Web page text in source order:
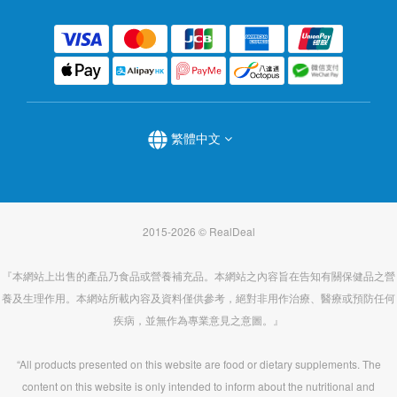
繁體中文
2015-2026 © RealDeal
『本網站上出售的產品乃食品或營養補充品。本網站之內容旨在告知有關保健品之營
養及生理作用。本網站所載內容及資料僅供參考，絕對非用作治療、醫療或預防任何
疾病，並無作為專業意見之意圖。』
“All products presented on this website are food or dietary supplements. The
content on this website is only intended to inform about the nutritional and